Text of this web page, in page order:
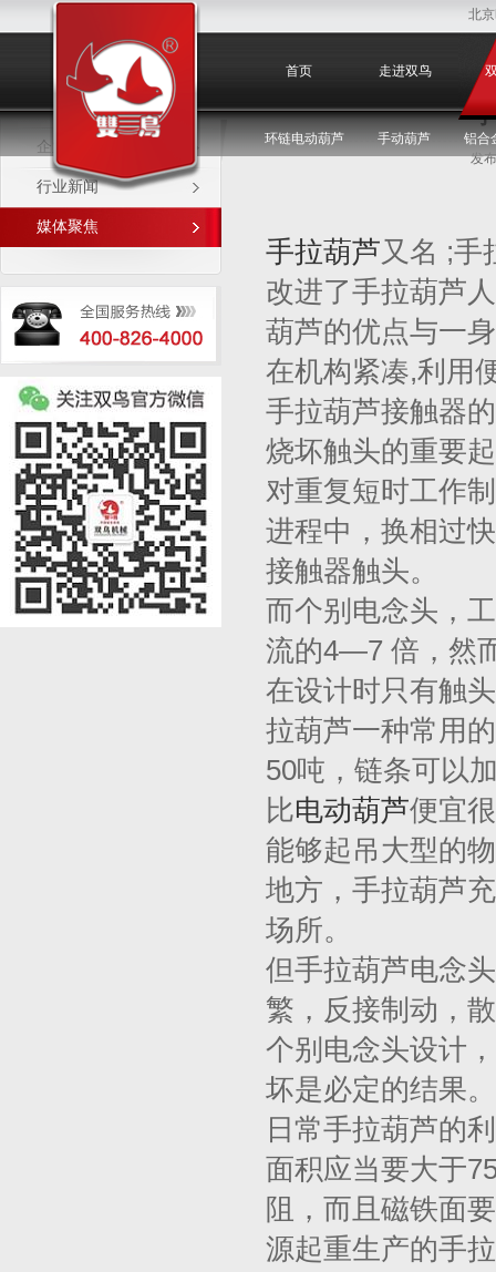
北
首页 走进双鸟
环链电动葫芦 手动葫芦 铝合
媒体聚焦
企业新闻
行业新闻
媒体聚焦
发
手拉葫芦又名 ;手
改进了手拉葫芦
葫芦的优点与一
在机构紧凑,利用
手拉葫芦接触器
烧坏触头的重要
对重复短时工作
进程中，换相过
接触器触头。
而个别电念头，
流的4—7 倍，然
在设计时只有触
拉葫芦一种常用
50吨，链条可以
比电动葫芦便宜
能够起吊大型的
地方，手拉葫芦
场所。
但手拉葫芦电念
繁，反接制动，
个别电念头设计
坏是必定的结果。
日常手拉葫芦的
面积应当要大于
阻，而且磁铁面
源起重生产的手